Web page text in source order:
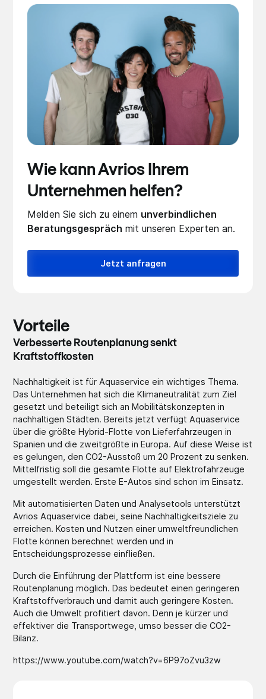
Wie kann Avrios Ihrem
Unternehmen helfen?
Melden Sie sich zu einem unverbindlichen
Beratungsgespräch mit unseren Experten an.
Jetzt anfragen
Vorteile
Verbesserte Routenplanung senkt
Kraftstoffkosten
Nachhaltigkeit ist für Aquaservice ein wichtiges Thema.
Das Unternehmen hat sich die Klimaneutralität zum Ziel
gesetzt und beteiligt sich an Mobilitätskonzepten in
nachhaltigen Städten. Bereits jetzt verfügt Aquaservice
über die größte Hybrid-Flotte von Lieferfahrzeugen in
Spanien und die zweitgrößte in Europa. Auf diese Weise ist
es gelungen, den CO2-Ausstoß um 20 Prozent zu senken.
Mittelfristig soll die gesamte Flotte auf Elektrofahrzeuge
umgestellt werden. Erste E-Autos sind schon im Einsatz.
Mit automatisierten Daten und Analysetools unterstützt
Avrios Aquaservice dabei, seine Nachhaltigkeitsziele zu
erreichen. Kosten und Nutzen einer umweltfreundlichen
Flotte können berechnet werden und in
Entscheidungsprozesse einfließen.
Durch die Einführung der Plattform ist eine bessere
Routenplanung möglich. Das bedeutet einen geringeren
Kraftstoffverbrauch und damit auch geringere Kosten.
Auch die Umwelt profitiert davon. Denn je kürzer und
effektiver die Transportwege, umso besser die CO2-
Bilanz.
https://www.youtube.com/watch?v=6P97oZvu3zw